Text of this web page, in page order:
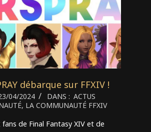
débarque sur FFXIV !
04/2024 DANS : ACTUS
, LA COMMUNAUTÉ FFXIV
fans de Final Fantasy XIV et de